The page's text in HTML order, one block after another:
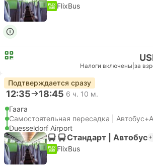
FlixBus
Налоги включены за
Подтверждается сразу
12:35 18:45 6 ч. 10 м.
Гаага
Самостоятельная пересадка |
Duesseldorf Airport
Стандарт | Автобус
FlixBus